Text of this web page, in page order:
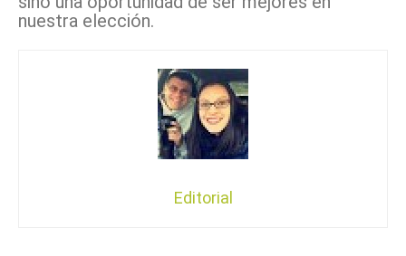
nuestra elección.
Editorial